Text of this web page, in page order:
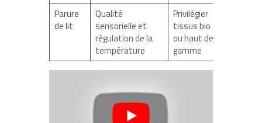
Parure
de lit
Qualité
sensorielle et
régulation de la
température
Privilégier
tissus bio
ou haut de
gamme